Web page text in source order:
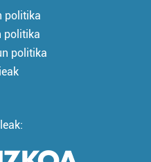
politika
politika
politika